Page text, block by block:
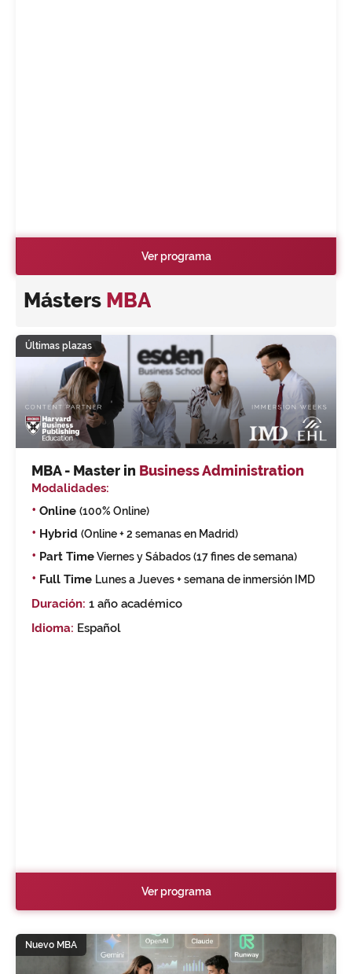
Ver programa
Másters MBA
Últimas plazas
MBA - Master in Business Administration
Modalidades:
• Online (100% Online)
• Hybrid (Online + 2 semanas en Madrid)
• Part TimeViernes y Sábados (17 fines de semana)
• Full Time Lunes a Jueves + semana de inmersión IMD
Duración: 1 año académico
Idioma: Español
Ver programa
Nuevo MBA